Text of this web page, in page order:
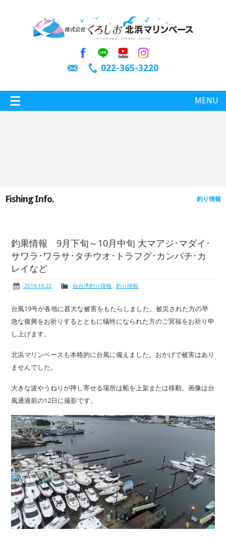
022-365-3220
MENU
ボート免許
サービス案内
新艇・展示艇情報 中古艇情報
求人情報
Fishing Info. 釣り情報
釣果情報 9月下旬～10月中旬 大マアジ･マダイ･
サワラ･ワラサ･タチウオ･トラフグ･カンパチ･カ
レイなど
2019.10.22 仙台湾釣り情報 ,釣り情報
台風19号が各地に甚大な被害をもたらしました。被災された方の早
急な復興をお祈りするとともに犠牲になられた方のご冥福をお祈り申
し上げます。
北浜マリンベースも本格的に台風に備えました。おかげで被害はあり
ませんでした。
大きな波やうねりが押し寄せる場所は船を上架または移動。画像は台
風通過前の12日に撮影です。